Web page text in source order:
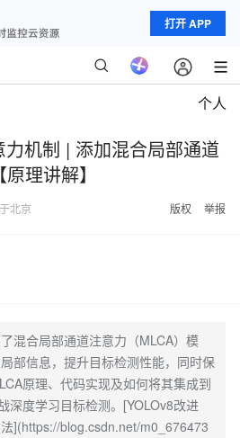
打开 APP
个人
机制 | 添加混合局部通道
理讲解】
北京 版权 举报
混合局部通道注意力（MLCA）模
部信息，提升目标检测性能，同时保
原理、代码实现及如何将其集成到
深度学习目标检测。[YOLOv8改进
](https://blog.csdn.net/m0_676473